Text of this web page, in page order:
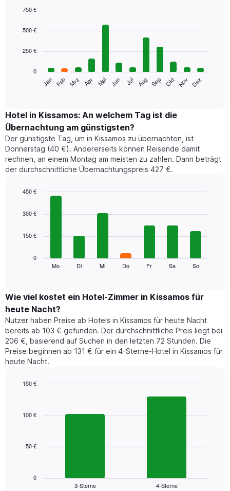
chart
bars.
folgende
den
durchschnittlichen
Zimmerpreis
im
jeweiligen
Monat
an.
Diagramm
die
Monate
hat
1
Y-
Achse,
die
den
durchschnittlichen
Zimmerpreis
graphic.
Jan Feb Mrz Apr Mai Jun Jul Aug Sep Okt Nov Dez
0
250 €
500 €
750 €
Hotel in Kissamos: An welchem Tag ist die
Übernachtung am günstigsten?
Der günstigste Tag, um in Kissamos zu übernachten, ist
Donnerstag (40 €). Andererseits können Reisende damit
rechnen, an einem Montag am meisten zu zahlen. Dann beträgt
der durchschnittliche Übernachtungspreis 427 €.
chart
bars.
den
durchschnittlichen
Preis
eines
Zimmers
für
den
jeweiligen
Das
die
Mo Di Mi Do Fr Sa So
0
150 €
300 €
450 €
Wie viel kostet ein Hotel-Zimmer in Kissamos für
heute Nacht?
Nutzer haben Preise ab Hotels in Kissamos für heute Nacht
bereits ab 103 € gefunden. Der durchschnittliche Preis liegt bei
206 €, basierend auf Suchen in den letzten 72 Stunden. Die
Preise beginnen ab 131 € für ein 4-Sterne-Hotel in Kissamos für
heute Nacht.
with
Das
zeigt
3-Sterne 4-Sterne
0
50 €
100 €
150 €